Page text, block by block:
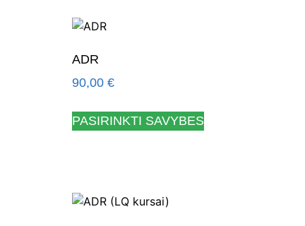
ADR
90,00 €
PASIRINKTI SAVYBES